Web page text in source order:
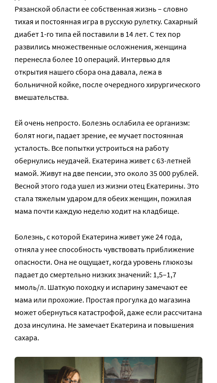
Рязанской области ее собственная жизнь – словно
тихая и постоянная игра в русскую рулетку. Сахарный
диабет 1-го типа ей поставили в 14 лет. С тех пор
развились множественные осложнения, женщина
перенесла более 10 операций. Интервью для
открытия нашего сбора она давала, лежа в
больничной койке, после очередного хирургического
вмешательства.
Ей очень непросто. Болезнь ослабила ее организм:
болят ноги, падает зрение, ее мучает постоянная
усталость. Все попытки устроиться на работу
обернулись неудачей. Екатерина живет с 63-летней
мамой. Живут на две пенсии, это около 35 000 рублей.
Весной этого года ушел из жизни отец Екатерины. Это
стала тяжелым ударом для обеих женщин, пожилая
мама почти каждую неделю ходит на кладбище.
Болезнь, с которой Екатерина живет уже 24 года,
отняла у нее способность чувствовать приближение
опасности. Она не ощущает, когда уровень глюкозы
падает до смертельно низких значений: 1,5–1,7
ммоль/л. Шаткую походку и испарину замечают ее
мама или прохожие. Простая прогулка до магазина
может обернуться катастрофой, даже если рассчитана
доза инсулина. Не замечает Екатерина и повышения
сахара.